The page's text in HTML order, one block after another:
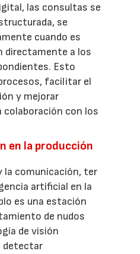
las consultas se
se
cuando es
directamente a los
Esto
facilitar el
y mejorar
con los
en la producción
la comunicación, ter
artificial en la
es una estación
de nudos
de visión
detectar